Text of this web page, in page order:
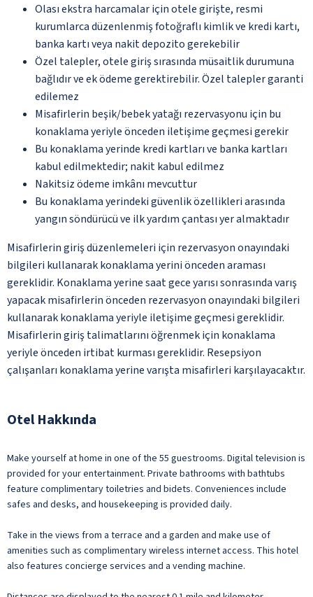
Olası ekstra harcamalar için otele girişte, resmi
kurumlarca düzenlenmiş fotoğraflı kimlik ve kredi kartı,
banka kartı veya nakit depozito gerekebilir
Özel talepler, otele giriş sırasında müsaitlik durumuna
bağlıdır ve ek ödeme gerektirebilir. Özel talepler garanti
edilemez
Misafirlerin beşik/bebek yatağı rezervasyonu için bu
konaklama yeriyle önceden iletişime geçmesi gerekir
Bu konaklama yerinde kredi kartları ve banka kartları
kabul edilmektedir; nakit kabul edilmez
Nakitsiz ödeme imkânı mevcuttur
Bu konaklama yerindeki güvenlik özellikleri arasında
yangın söndürücü ve ilk yardım çantası yer almaktadır
Misafirlerin giriş düzenlemeleri için rezervasyon onayındaki
bilgileri kullanarak konaklama yerini önceden araması
gereklidir. Konaklama yerine saat gece yarısı sonrasında varış
yapacak misafirlerin önceden rezervasyon onayındaki bilgileri
kullanarak konaklama yeriyle iletişime geçmesi gereklidir.
Misafirlerin giriş talimatlarını öğrenmek için konaklama
yeriyle önceden irtibat kurması gereklidir. Resepsiyon
çalışanları konaklama yerine varışta misafirleri karşılayacaktır.
Otel Hakkında
Make yourself at home in one of the 55 guestrooms. Digital television is
provided for your entertainment. Private bathrooms with bathtubs
feature complimentary toiletries and bidets. Conveniences include
safes and desks, and housekeeping is provided daily.
Take in the views from a terrace and a garden and make use of
amenities such as complimentary wireless internet access. This hotel
also features concierge services and a vending machine.